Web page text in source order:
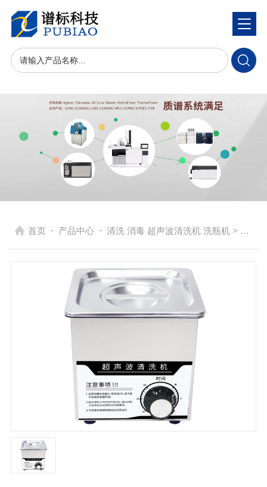
首页 - 产品中心 - 清洗 消毒 超声波清洗机 洗瓶机 > 桌面型机械控制不加热超声波清洗机